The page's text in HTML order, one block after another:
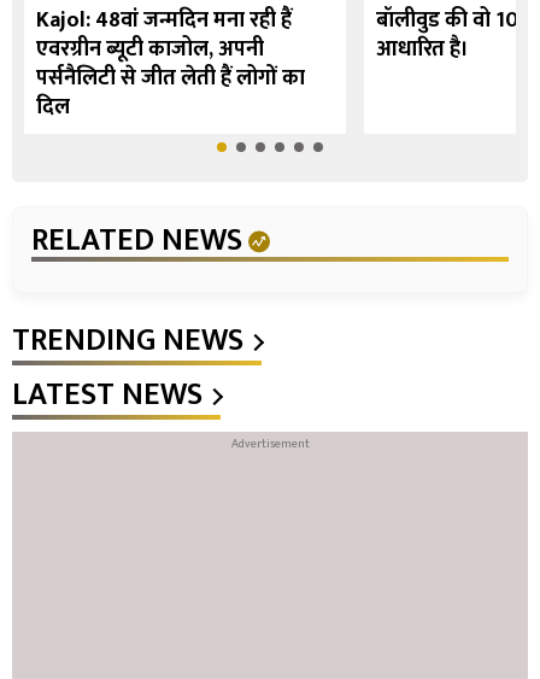
Kajol: 48वां जन्मदिन मना रही हैं
एवरग्रीन ब्यूटी काजोल, अपनी
पर्सनैलिटी से जीत लेती हैं लोगों का
दिल
बॉलीवुड की वो 10
आधारित है।
RELATED NEWS
TRENDING NEWS
LATEST NEWS